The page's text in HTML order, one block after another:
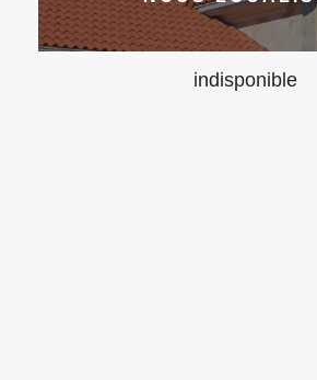
indisponible